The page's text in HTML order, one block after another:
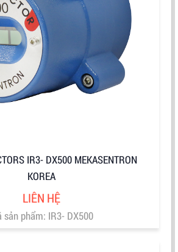
IR3- DX500 MEKASENTRON
KOREA
LIÊN HỆ
sản phẩm: IR3- DX500